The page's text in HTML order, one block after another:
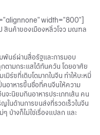
width="800"]
สินค้าของเมืองหลิ่วโจว มณฑล
พันธ์ผ่านสื่อรัฐและการมอบ
ามกระแสได้ทันควัน โดยอาศัย
ร์ซที่เติบโตมากในจีน ทำให้บะหมี่
อาหารขึ้นชื่อที่คนจีนให้ความ
ะนิยมกินอาหารประเภทเส้น คน
ในด้านการขนส่งที่รวดเร็วในจีน
บ้างก็ไม่ใช่เรื่องแปลก และ